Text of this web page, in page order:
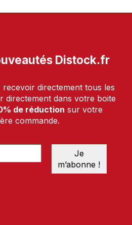
Distock.fr
directement tous les
directement dans votre boite
de réduction sur votre
commande.